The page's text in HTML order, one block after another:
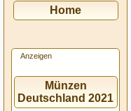
Home
Anzeigen
Münzen
Deutschland 2021